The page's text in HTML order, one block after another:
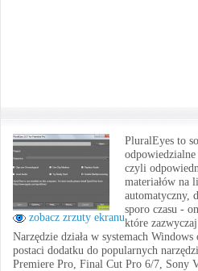
zobacz zrzuty ekranu
PluralEyes to
czyli
materiałów na
automatyczny,
sporo czasu -
które
Narzędzie działa w systemach
postaci dodatku do popularnych
Premiere Pro, Final Cut Pro 6/7, Sony